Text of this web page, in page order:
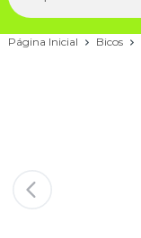
Página Inicial Bicos